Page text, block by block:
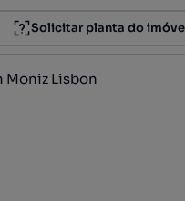
Solicitar planta do
Moniz Lisbon